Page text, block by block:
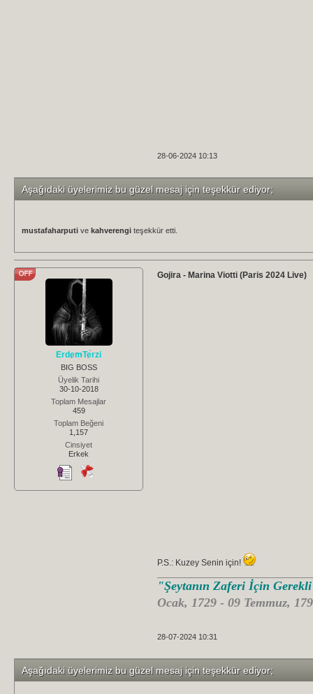
28-06-2024 10:13
Aşağıdaki üyelerimiz bu güzel mesaj için teşekkür ediyor;
mustafaharputi ve kahverengi teşekkür etti.
ErdemTerzi
BIG BOSS
Üyelik Tarihi
30-10-2018
Toplam Mesajlar
459
Toplam Beğeni
1,157
Cinsiyet
Erkek
Gojira - Marina Viotti (Paris 2024 Live)
P.S.: Kuzey Senin için!
"Şeytanın Zaferi İçin
Ocak, 1729 - 09 Temmuz,
28-07-2024 10:31
Aşağıdaki üyelerimiz bu güzel mesaj için teşekkür ediyor;